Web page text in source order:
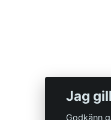
Jag
Godkänn